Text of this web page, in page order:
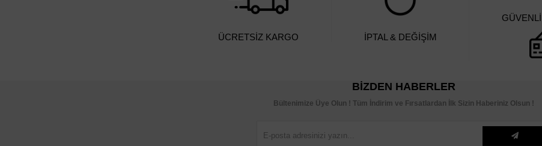
ÜCRETSİZ KARGO İPTAL & DEĞİŞİM
BIZDEN HABERLER
Bültenimize Üye Olun ! Tüm İndirim ve Fırsatlardan İlk Sizin Haberiniz Olsun !